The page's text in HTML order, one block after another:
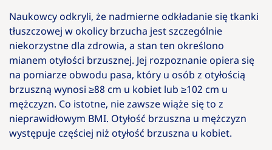
Naukowcy odkryli, że nadmierne odkładanie się tkanki
tłuszczowej w okolicy brzucha jest szczególnie
niekorzystne dla zdrowia, a stan ten określono
mianem otyłości brzusznej. Jej rozpoznanie opiera się
na pomiarze obwodu pasa, który u osób z otyłością
brzuszną wynosi ≥88 cm u kobiet lub ≥102 cm u
mężczyzn. Co istotne, nie zawsze wiąże się to z
nieprawidłowym BMI. Otyłość brzuszna u mężczyzn
występuje częściej niż otyłość brzuszna u kobiet.